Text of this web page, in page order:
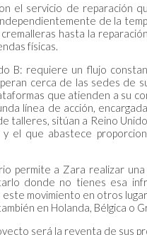
el servicio de reparación
de la
hasta la
físicas.
B: requiere un flujo
cerca de las sedes de
que atienden a su
línea de acción,
talleres, sitúan a Reino
el que abastece
permite a Zara realizar una
donde no tienes esa
movimiento en otros
en Holanda, Bélgica o
será la reventa de sus